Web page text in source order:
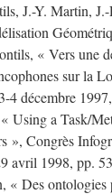
J.-Y. Martin,
« Vers une
sur la
4 décembre
Using a Task/
», Congrès
avril 1998, pp.
« Des